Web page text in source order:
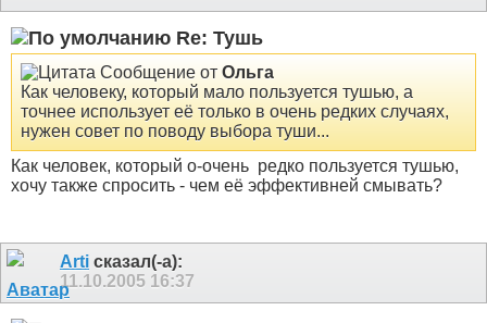
Re: Тушь
Сообщение от Ольга
Как человеку, который мало пользуется тушью, а
точнее использует её только в очень редких случаях,
нужен совет по поводу выбора туши...
Как человек, который о-очень редко пользуется тушью,
хочу также спросить - чем её эффективней смывать?
Arti сказал(-а):
11.10.2005 16:37